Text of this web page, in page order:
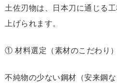
土佐刃物は、日本刀に通じる
上げられます。
① 材料選定（素材のこだわり）
不純物の少ない鋼材（安来鋼